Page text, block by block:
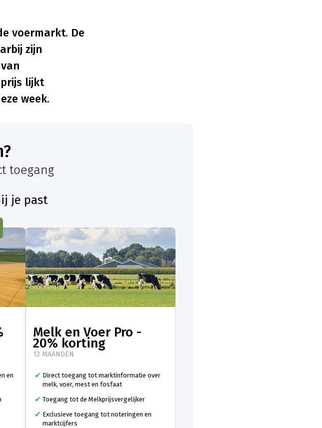
voermarkt. De
zijn
lijkt
week.
toegang
je past
en
Melk en Voer Pro -
20% korting
12 MAANDEN
Direct toegang tot marktinformatie over
melk, voer, mest en fosfaat
Toegang tot de Melkprijsvergelijker
Exclusieve toegang tot noteringen en
marktcijfers